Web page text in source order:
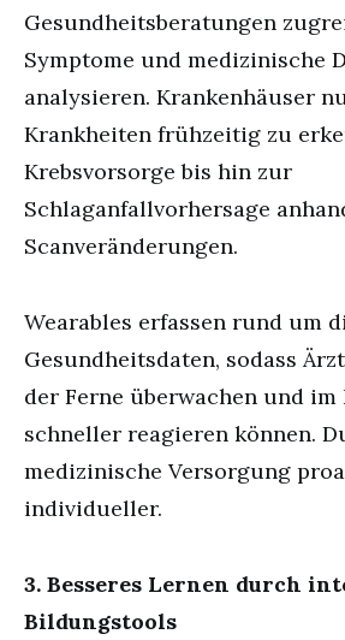
Gesundheitsberatungen
Symptome und medizinische
analysieren. Krankenhäuser
Krankheiten frühzeitig zu
Krebsvorsorge bis hin zur
Schlaganfallvorhersage
Scanveränderungen.
Wearables erfassen rund um
Gesundheitsdaten, sodass
der Ferne überwachen und
schneller reagieren können.
medizinische Versorgung
individueller.
3. Besseres Lernen durch
Bildungstools